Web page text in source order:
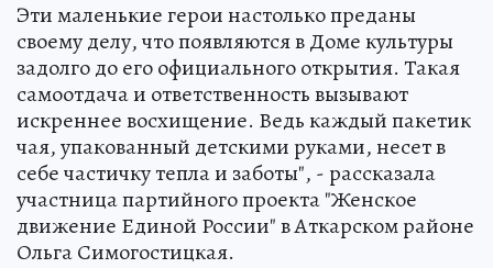
Эти маленькие герои настолько преданы
своему делу, что появляются в Доме культуры
задолго до его официального открытия. Такая
самоотдача и ответственность вызывают
искреннее восхищение. Ведь каждый пакетик
чая, упакованный детскими руками, несет в
себе частичку тепла и заботы", - рассказала
участница партийного проекта "Женское
движение Единой России" в Аткарском районе
Ольга Симогостицкая.